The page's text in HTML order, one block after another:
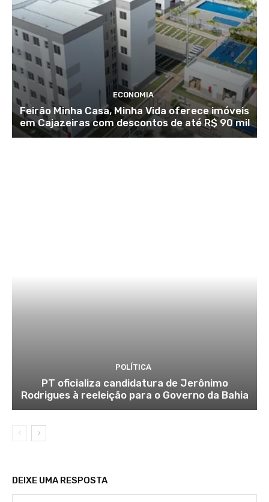
ECONOMIA
Feirão Minha Casa, Minha Vida oferece imóveis
em Cajazeiras com descontos de até R$ 90 mil
POLÍTICA
PT oficializa candidatura de Jerônimo
Rodrigues à reeleição para o Governo da Bahia
DEIXE UMA RESPOSTA